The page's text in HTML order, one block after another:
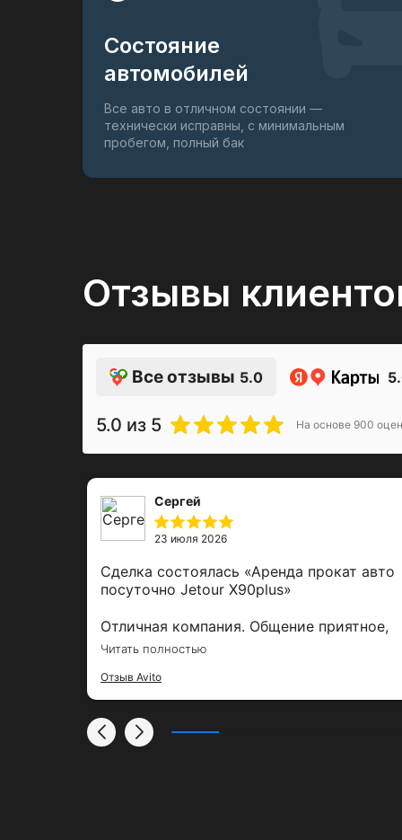
Мультимедийный дисплей
BLUETOOTH
USB
Состояние
автомобилей
Все авто в отличном состоянии —
технически исправны, с минимальным
пробегом, полный бак
Отзывы
Все отзывы 5.0
5.0 из 5 На основе 900
Сергей
23 июля 2026
Сделка состоялась «Аренда прокат авто
посуточно Jetour X90plus»
Отличная компания. Общение приятное,
авто а отличном состоянии, все
командировкам по России, скажу, что
прокат работает на уровне.
Читать полностью
Отзыв Avito